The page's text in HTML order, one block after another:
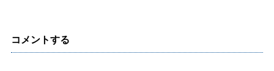
コメントする